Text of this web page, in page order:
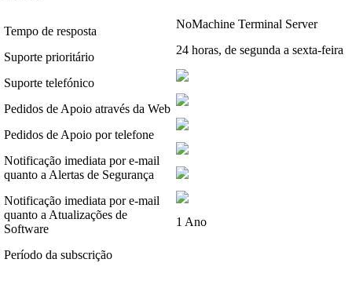
Tempo de resposta
Suporte prioritário
Suporte telefónico
Pedidos de Apoio através da Web
Pedidos de Apoio por telefone
Notificação imediata por e-mail
quanto a Alertas de Segurança
Notificação imediata por e-mail
quanto a Atualizações de
Software
Período da subscrição
NoMachine Terminal Server
24 horas, de segunda a sexta-feira
1 Ano